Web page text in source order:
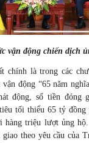
vận động chiến dịch
chính là trong các
động “65 năm
động, số tiền đóng
tối thiểu 65 tỷ đồng
hàng triệu lượt ủng
theo yêu cầu của